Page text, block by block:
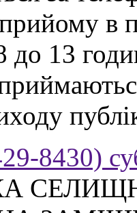
в
до 13
8430)